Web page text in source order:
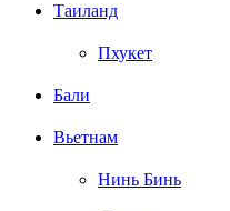
Таиланд
Пхукет
Бали
Вьетнам
Нинь Бинь